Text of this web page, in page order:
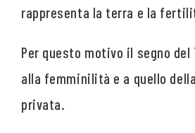
rappresenta la terra e la
Per questo motivo il segno
alla femminilità e a quello
privata.